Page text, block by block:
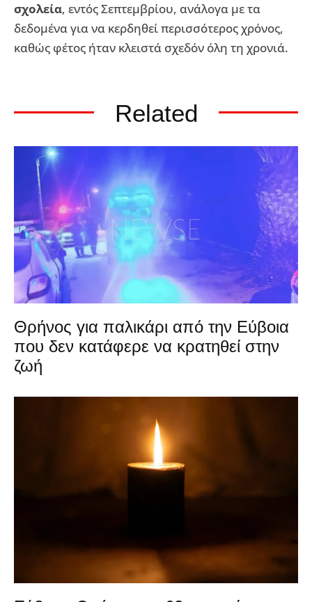
σχολεία, εντός Σεπτεμβρίου, ανάλογα με τα
δεδομένα για να κερδηθεί περισσότερος χρόνος,
καθώς φέτος ήταν κλειστά σχεδόν όλη τη χρονιά.
Related
Θρήνος για παλικάρι από την Εύβοια
που δεν κατάφερε να κρατηθεί στην
ζωή